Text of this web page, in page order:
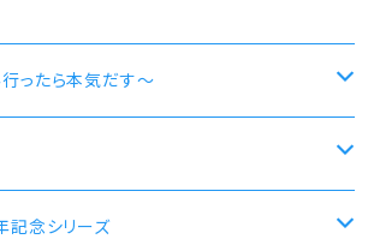
ーゼ モデル
ったら本気だす〜
グレイラット】腕時計 本数限定商品
ィア】腕時計 本数限定商品
記念シリーズ